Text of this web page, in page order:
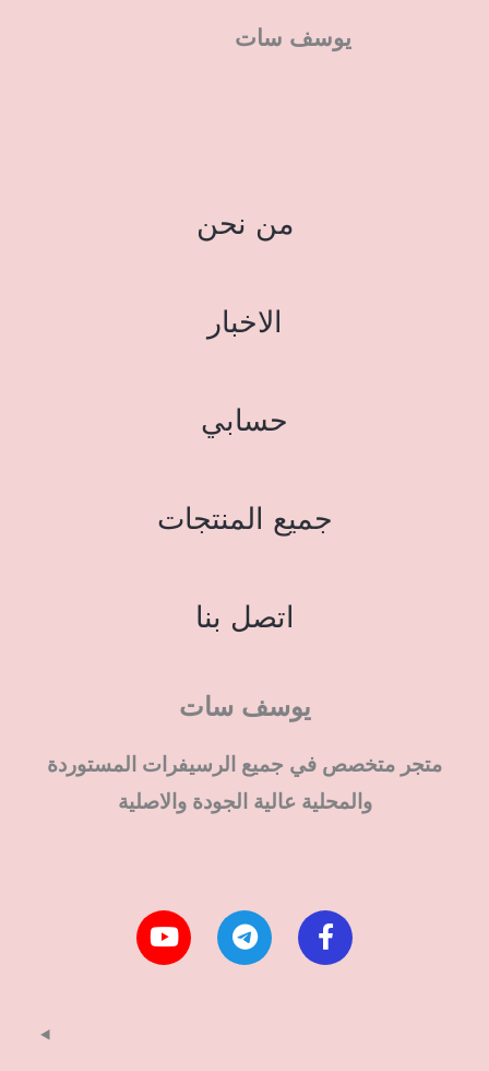
يوسف سات
من نحن
الاخبار
حسابي
جميع المنتجات
اتصل بنا
يوسف سات
متجر متخصص في جميع الرسيفرات المستوردة
والمحلية عالية الجودة والاصلية